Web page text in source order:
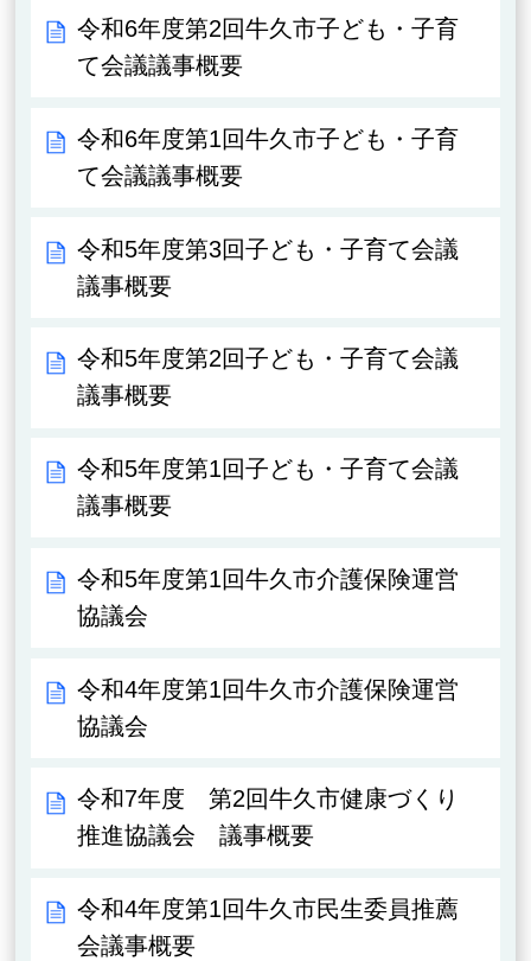
令和6年度第2回牛久市子ども・子育
て会議議事概要
令和6年度第1回牛久市子ども・子育
て会議議事概要
令和5年度第3回子ども・子育て会議
議事概要
令和5年度第2回子ども・子育て会議
議事概要
令和5年度第1回子ども・子育て会議
議事概要
令和5年度第1回牛久市介護保険運営
協議会
令和4年度第1回牛久市介護保険運営
協議会
令和7年度 第2回牛久市健康づくり
推進協議会 議事概要
令和4年度第1回牛久市民生委員推薦
会議事概要